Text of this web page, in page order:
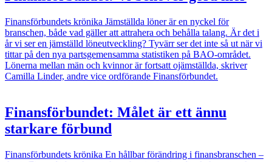
Finansförbundets krönika Jämställda löner är en nyckel för
branschen, både vad gäller att attrahera och behålla talang. Är det i
år vi ser en jämställd löneutveckling? Tyvärr ser det inte så ut när vi
tittar på den nya partsgemensamma statistiken på BAO-området.
Lönerna mellan män och kvinnor är fortsatt ojämställda, skriver
Camilla Linder, andre vice ordförande ­Finansförbundet.
Finansförbundet: Målet är ett ännu
starkare förbund
Finansförbundets krönika En hållbar förändring i finansbranschen –